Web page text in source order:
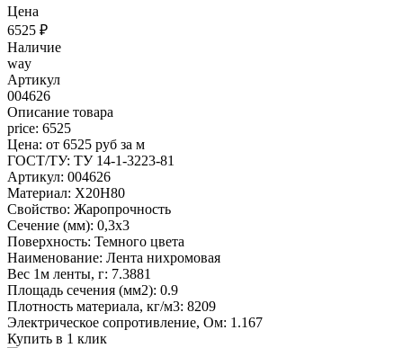
Цена
6525 ₽
Наличие
way
Артикул
004626
Описание товара
price: 6525
Цена: от 6525 руб за м
ГОСТ/ТУ: ТУ 14-1-3223-81
Артикул: 004626
Материал: Х20Н80
Свойство: Жаропрочность
Сечение (мм): 0,3x3
Поверхность: Темного цвета
Наименование: Лента нихромовая
Вес 1м ленты, г: 7.3881
Площадь сечения (мм2): 0.9
Плотность материала, кг/м3: 8209
Электрическое сопротивление, Ом: 1.167
Купить в 1 клик